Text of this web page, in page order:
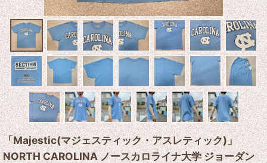
「Majestic(マジェスティック・アスレティック)」
NORTH CAROLINA ノースカロライナ大学 ジョーダン